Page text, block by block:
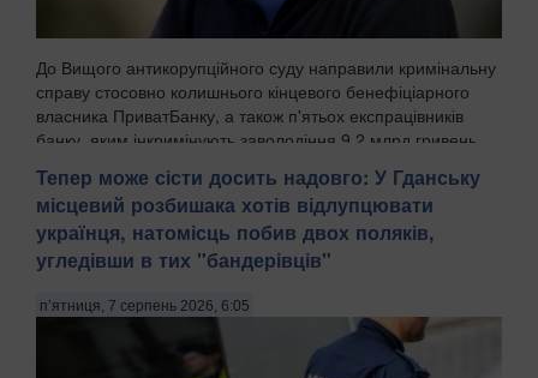
До Вищого антикорупційного суду направили кримінальну
справу стосовно колишнього кінцевого бенефіціарного
власника ПриватБанку, а також п'ятьох експрацівників
банку, яким інкримінують заволодіння 9,2 млрд гривень.
Тепер може сісти досить надовго: У Гданську
місцевий розбишака хотів відлупцювати
українця, натомісць побив двох поляків,
угледівши в тих "бандерівців"
п’ятниця, 7 серпень 2026, 6:05